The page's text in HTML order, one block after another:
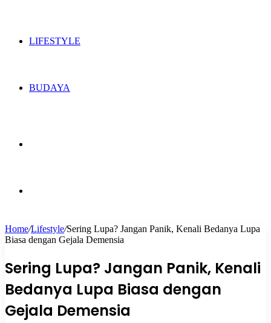
LIFESTYLE
BUDAYA
for
Home/Lifestyle/Sering Lupa? Jangan Panik, Kenali Bedanya Lupa
Biasa dengan Gejala Demensia
Sering Lupa? Jangan Panik, Kenali
Bedanya Lupa Biasa dengan
Gejala Demensia